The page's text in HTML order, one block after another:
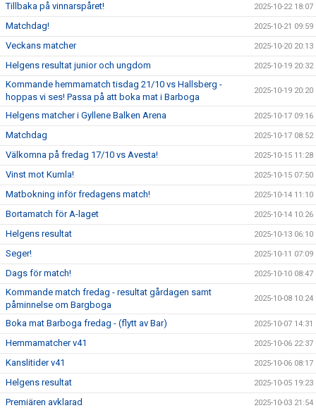
Tillbaka på vinnarspåret! 2025-10-22 18:07
Matchdag! 2025-10-21 09:59
Veckans matcher 2025-10-20 20:13
Helgens resultat junior och ungdom 2025-10-19 20:32
Kommande hemmamatch tisdag 21/10 vs Hallsberg -
hoppas vi ses! Passa på att boka mat i Barboga
2025-10-19 20:20
Helgens matcher i Gyllene Balken Arena 2025-10-17 09:16
Matchdag 2025-10-17 08:52
Välkomna på fredag 17/10 vs Avesta! 2025-10-15 11:28
Vinst mot Kumla! 2025-10-15 07:50
Matbokning inför fredagens match! 2025-10-14 11:10
Bortamatch för A-laget 2025-10-14 10:26
Helgens resultat 2025-10-13 06:10
Seger! 2025-10-11 07:09
Dags för match! 2025-10-10 08:47
Kommande match fredag - resultat gårdagen samt
påminnelse om Bargboga
2025-10-08 10:24
Boka mat Barboga fredag - (flytt av Bar) 2025-10-07 14:31
Hemmamatcher v41 2025-10-06 22:37
Kanslitider v41 2025-10-06 08:17
Helgens resultat 2025-10-05 19:23
Premiären avklarad 2025-10-03 21:54